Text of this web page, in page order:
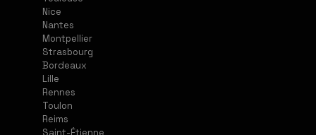
Nice
Nantes
Montpellier
Strasbourg
Bordeaux
Lille
Rennes
Toulon
Reims
Saint-Étienne